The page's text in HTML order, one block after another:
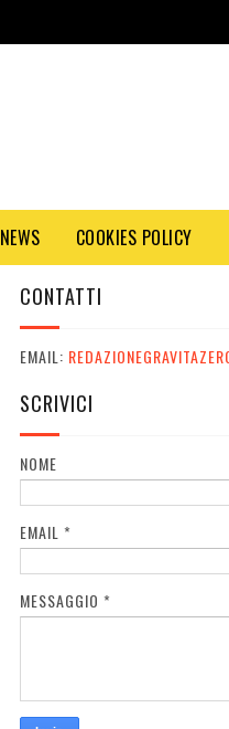
NEWS COOKIES POLICY
CONTATTI
EMAIL:
SCRIVICI
NOME
EMAIL *
MESSAGGIO *